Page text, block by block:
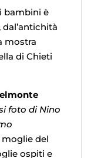
bambini è
mostra
di Chieti
foto di Nino
del
ospiti e